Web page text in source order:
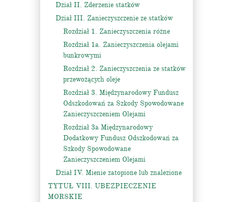
Dział II. Zderzenie statków
Dział III. Zanieczyszczenie ze statków
Rozdział 1. Zanieczyszczenia różne
Rozdział 1a. Zanieczyszczenia olejami
bunkrowymi
Rozdział 2. Zanieczyszczenia ze statków
przewożących oleje
Rozdział 3. Międzynarodowy Fundusz
Odszkodowań za Szkody Spowodowane
Zanieczyszczeniem Olejami
Rozdział 3a Międzynarodowy
Dodatkowy Fundusz Odszkodowań za
Szkody Spowodowane
Zanieczyszczeniem Olejami
Dział IV. Mienie zatopione lub znalezione
TYTUŁ VIII. UBEZPIECZENIE
MORSKIE